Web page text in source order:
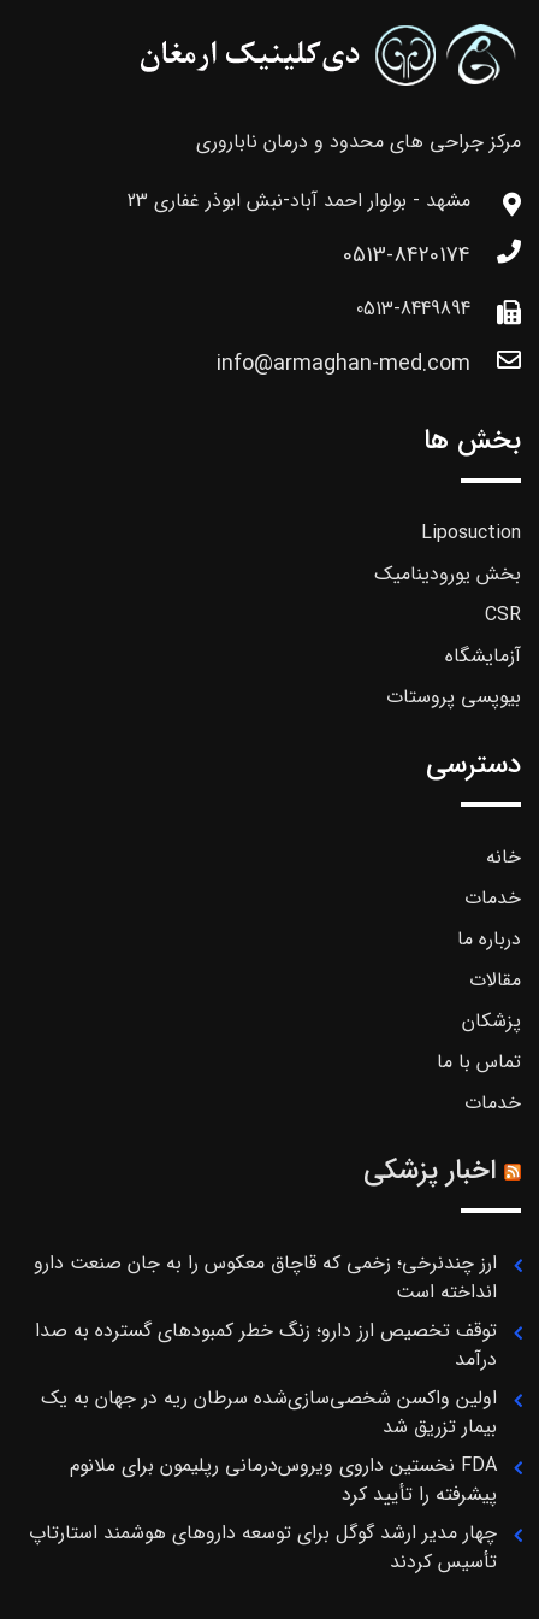
مرکز جراحی های محدود و درمان ناباروری
مشهد - بولوار احمد آباد-نبش ابوذر غفاری 23
0513-8420174
0513-8449894
info@armaghan-med.com
بخش ها
Liposuction
بخش یورودینامیک
CSR
آزمایشگاه
بیوپسی پروستات
دسترسی
خانه
خدمات
درباره ما
مقالات
پزشکان
تماس با ما
خدمات
اخبار پزشکی
ارز چندنرخی؛ زخمی که قاچاق معکوس را به جان صنعت دارو
انداخته است
توقف تخصیص ارز دارو؛ زنگ خطر کمبودهای گسترده به صدا
درآمد
اولین واکسن شخصی‌سازی‌شده سرطان ریه در جهان به یک
بیمار تزریق شد
FDA نخستین داروی ویروس‌درمانی رپلیمون برای ملانوم
پیشرفته را تأیید کرد
چهار مدیر ارشد گوگل برای توسعه داروهای هوشمند استارتاپ
تأسیس کردند